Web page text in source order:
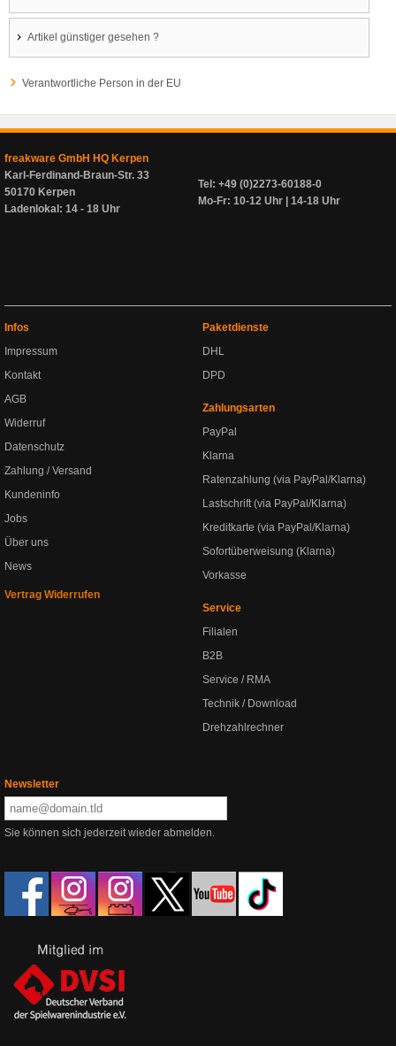
Artikel günstiger gesehen ?
Verantwortliche Person in der EU
freakware GmbH HQ Kerpen
Karl-Ferdinand-Braun-Str. 33
50170 Kerpen
Ladenlokal: 14 - 18 Uhr
Tel: +49 (0)2273-60188-0
Mo-Fr: 10-12 Uhr | 14-18 Uhr
Infos
Impressum
Kontakt
AGB
Widerruf
Datenschutz
Zahlung / Versand
Kundeninfo
Jobs
Über uns
News
Vertrag Widerrufen
Paketdienste
DHL
DPD
Zahlungsarten
PayPal
Klarna
Ratenzahlung (via PayPal/Klarna)
Lastschrift (via PayPal/Klarna)
Kreditkarte (via PayPal/Klarna)
Sofortüberweisung (Klarna)
Vorkasse
Service
Filialen
B2B
Service / RMA
Technik / Download
Drehzahlrechner
Newsletter
Sie können sich jederzeit wieder abmelden.